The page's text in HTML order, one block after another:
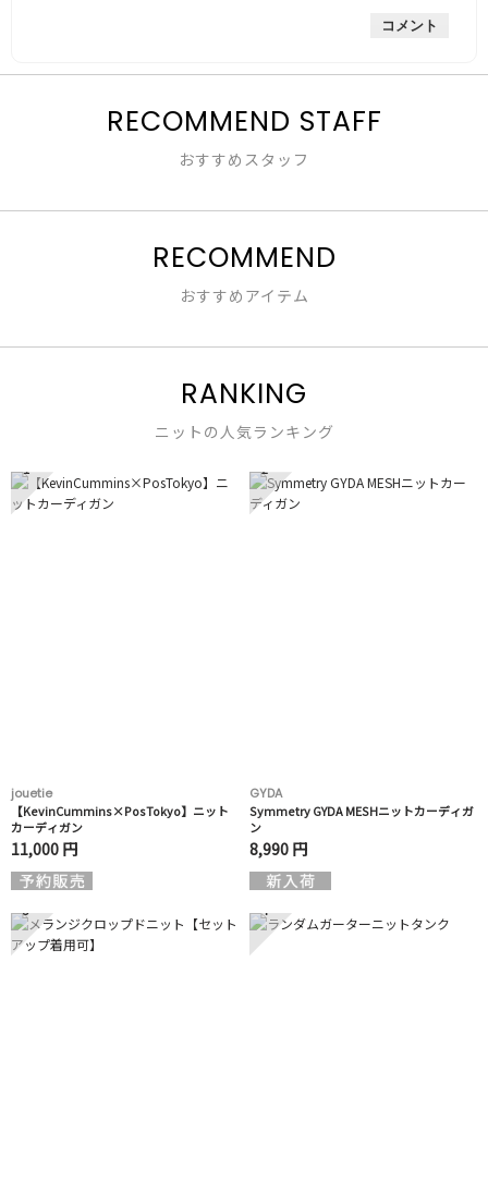
す。
／
5
で
星
3
す。
コメント
RECOMMEND STAFF
おすすめスタッフ
RECOMMEND
おすすめアイテム
RANKING
ニットの人気ランキング
1
jouetie
【KevinCummins×PosTokyo】ニット
カーディガン
11,000 円
2
GYDA
Symmetry GYDA MESHニットカーディガ
ン
8,990 円
3 4